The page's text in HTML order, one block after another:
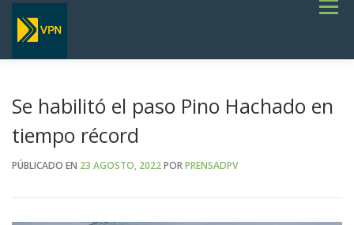
Saltar
contenido
Menú
SERVICIOS
GALERÍA
TERMINOS DE REFERENCIA GENERALES- OBRAS VIALES
Se habilitó el paso Pino Hachado en
tiempo récord
PÚBLICADO EN 23 AGOSTO, 2022PORPRENSADPV